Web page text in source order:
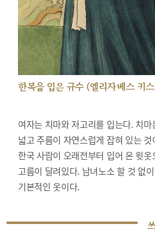
한복을 입은 규수 (엘리자베스 키
여자는 치마와 저고리를 입는다. 치
넓고 주름이 자연스럽게 잡혀 있는
한국 사람이 오래전부터 입어 온 윗
고름이 달려있다. 남녀노소 할 것 없
기본적인 옷이다.